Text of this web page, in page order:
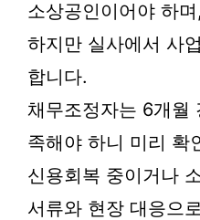
소상공인이어야 하
하지만 실사에서 사
합니다.
채무조정자는 6개월
족해야 하니 미리 확
신용회복 중이거나
서류와 현장 대응으